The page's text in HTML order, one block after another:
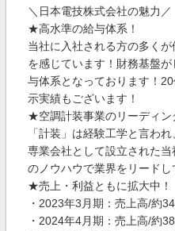
＼日本電技株式会社の魅力／
★高水準の給与体系！
当社に入社される方の多く
を感じています！財務基盤
与体系となっております！
示実績もございます！
★空調計装事業のリーディン
「計装」は経験工学と言わ
専業会社として設立された
のノウハウで業界をリードし
★売上・利益ともに拡大中！
・2023年3月期：売上高/約
・2024年4月期：売上高/約